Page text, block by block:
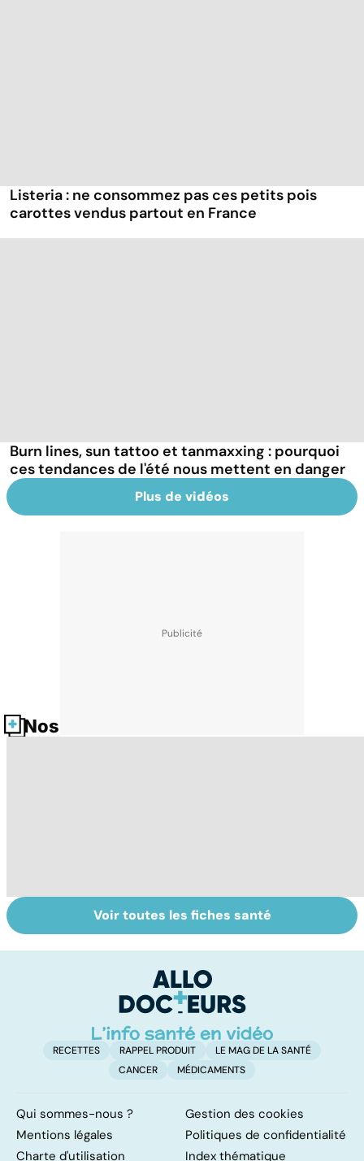
Listeria : ne consommez pas ces petits pois
carottes vendus partout en France
Burn lines, sun tattoo et tanmaxxing : pourquoi
ces tendances de l'été nous mettent en danger
Plus de vidéos
Nos fiches santé
Tout savoir sur
les infections
Inflammation des
amygdales : que
d'angine ?
Voir toutes les fiches santé
RECETTES RAPPEL PRODUIT
LE MAG DE LA SANTÉ
CANCER
MÉDICAMENTS
Qui sommes-nous ?
Gestion des cookies
Mentions légales
Politiques de confidentialité
Charte d'utilisation
Index thématique